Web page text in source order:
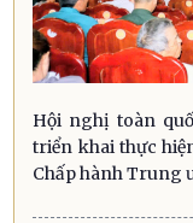
Hội nghị toàn
triển khai thực
Chấp hành Trung